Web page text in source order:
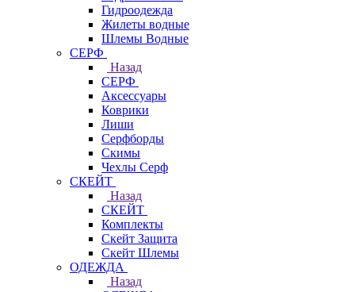
Гидроодежда
Жилеты водные
Шлемы Водные
СЕРФ
Назад
СЕРФ
Аксессуары
Коврики
Лиши
Серфборды
Скимы
Чехлы Cерф
СКЕЙТ
Назад
СКЕЙТ
Комплекты
Скейт Защита
Скейт Шлемы
ОДЕЖДА
Назад